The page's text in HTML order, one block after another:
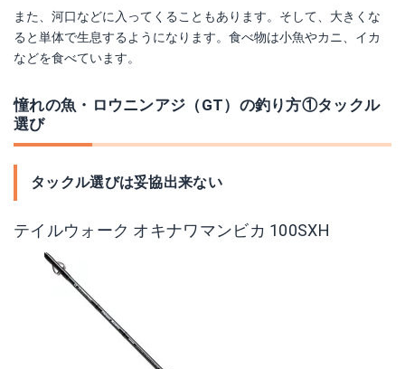
また、河口などに入ってくることもあります。そして、大きくな
ると単体で生息するようになります。食べ物は小魚やカニ、イカ
などを食べています。
憧れの魚・ロウニンアジ（GT）の釣り方①タックル
選び
タックル選びは妥協出来ない
テイルウォーク オキナワマンビカ 100SXH